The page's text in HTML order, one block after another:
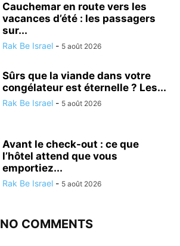
Cauchemar en route vers les
vacances d’été : les passagers
sur...
Rak Be Israel - 5 août 2026
Sûrs que la viande dans votre
congélateur est éternelle ? Les...
Rak Be Israel - 5 août 2026
Avant le check-out : ce que
l’hôtel attend que vous
emportiez...
Rak Be Israel - 5 août 2026
NO COMMENTS